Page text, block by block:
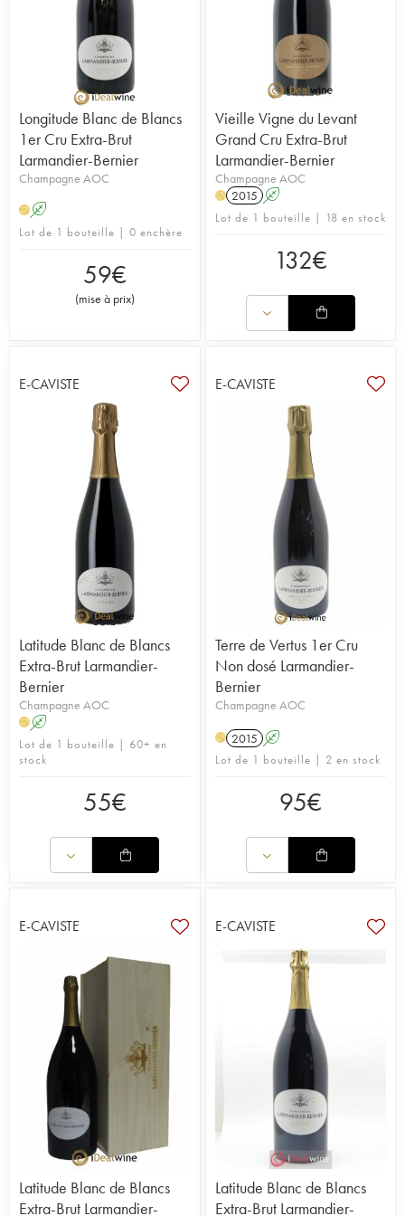
Longitude Blanc de Blancs
1er Cru Extra-Brut
Larmandier-Bernier
Champagne AOC
H A
Lot de 1 bouteille | 0 enchère
59€
(mise à prix)
Vieille Vigne du Levant
Grand Cru Extra-Brut
Larmandier-Bernier
Champagne AOC
H 2015 A
Lot de 1 bouteille | 18 en stock
132€
E-CAVISTE
Latitude Blanc de Blancs
Extra-Brut Larmandier-
Bernier
Champagne AOC
H A
Lot de 1 bouteille | 60+ en
stock
55€
E-CAVISTE
Terre de Vertus 1er Cru
Non dosé Larmandier-
Bernier
Champagne AOC
H 2015 A
Lot de 1 bouteille | 2 en stock
95€
E-CAVISTE
Latitude Blanc de Blancs
Extra-Brut Larmandier-
E-CAVISTE
Latitude Blanc de Blancs
Extra-Brut Larmandier-